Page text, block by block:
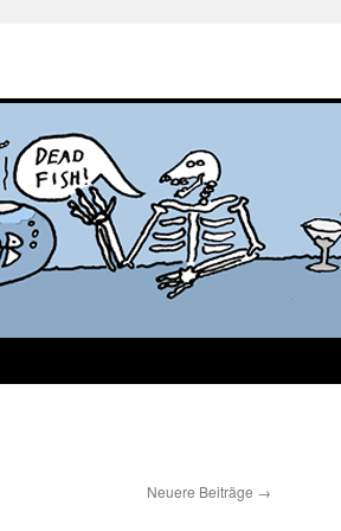
Neuere Beiträge →